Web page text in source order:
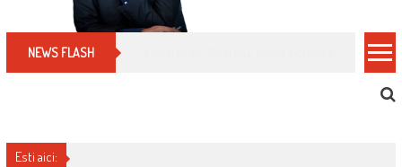
NEWS FLASH Cum îți schimbi, rapid, gratuit și eficient,
Esti aici: